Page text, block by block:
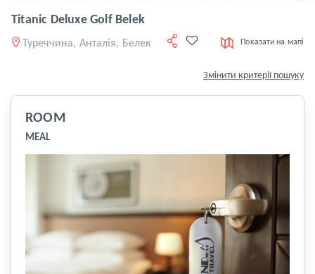
Titanic Deluxe Golf Belek
Туреччина, Анталія, Белек Показати на мапі
Змінити критерії пошуку
ROOM
MEAL